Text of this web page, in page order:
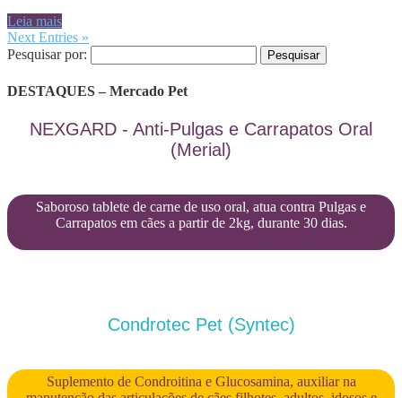
Leia mais
Next Entries »
Pesquisar por:
DESTAQUES – Mercado Pet
NEXGARD - Anti-Pulgas e Carrapatos Oral
(Merial)
Saboroso tablete de carne de uso oral, atua contra Pulgas e
Carrapatos em cães a partir de 2kg, durante 30 dias.
Condrotec Pet (Syntec)
Suplemento de Condroitina e Glucosamina, auxiliar na